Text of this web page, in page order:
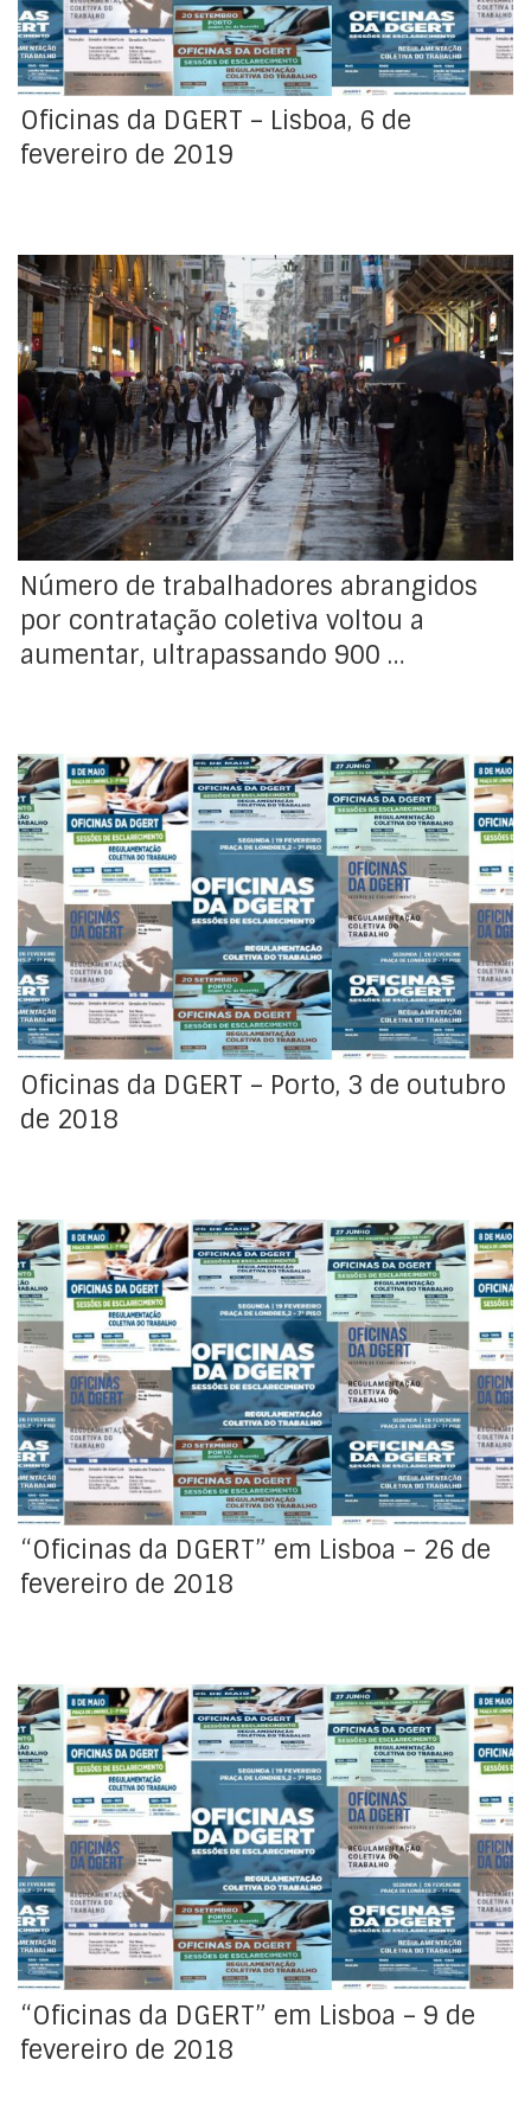
da DGERT, oferecendo a […]
Oficinas da DGERT – Lisboa, 6 de
fevereiro de 2019
O número de convenções coletivas (contratos
coletivos de trabalho, acordos coletivos e acordos de
empresa negociados entre empregadores e
representantes dos trabalhadores) tem vindo a
aumentar desde 2016, ano em que se situou em 146
abrangendo perto de 750 mil trabalhadores. Em 2017 o
número de trabalhadores subiu 10%, para 821 mil e em
2018 voltou a subir 10% face ao ano anterior,
ultrapassando os 900 mil trabalhadores.
Número de trabalhadores abrangidos
por contratação coletiva voltou a
aumentar, ultrapassando 900 …
Dando sequência ao plano de atividades para 2018,
está prevista a realização de mais uma sessão das
“Oficinas da DGERT”, a qual terá lugar no dia 3 de
outubro, entre as 14h45 e as 18h, nas instalações da
DGERT no Porto (Avenida da Boavista, n. 1311, 4º andar).
Oficinas da DGERT – Porto, 3 de outubro
de 2018
Dando sequência ao seu plano de atividades para
2018, a DGERT vai realizar mais uma sessão de
esclarecimento no âmbito da regulamentação
colectiva, a qual terá lugar no dia 26 de fevereiro,
entre as 9h45 e as 13h, em Lisboa.
“Oficinas da DGERT” em Lisboa – 26 de
fevereiro de 2018
Dando sequência ao seu plano de atividades para
2018, a DGERT vai realizar mais uma sessão de
esclarecimento no âmbito da regulamentação
colectiva, a qual terá lugar no dia 19 de fevereiro, entre
as 9h45 e as 13h, em Lisboa.
“Oficinas da DGERT” em Lisboa – 9 de
fevereiro de 2018